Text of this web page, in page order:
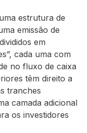
estrutura de
emissão de
em
cada uma com
no fluxo de caixa
têm direito a
tranches
camada adicional
os investidores